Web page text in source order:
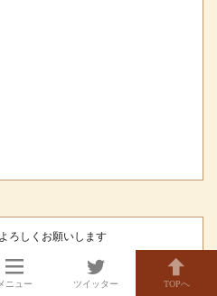
ろしくお願いします
メニュー ツイッター TOPへ